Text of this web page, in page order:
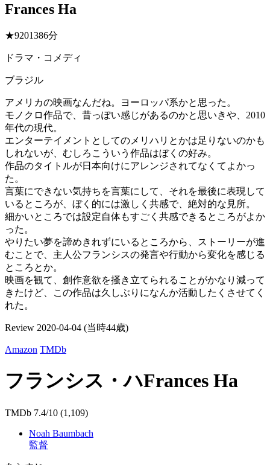
Frances Ha
★9201386分
ドラマ・コメディ
ブラジル
アメリカの映画なんだね。ヨーロッパ系かと思った。
モノクロ作品で、昔っぽい感じがあるのかと思いきや、2010
年代の現代。
エンターテイメントとしてのメリハリとかは足りないのかも
しれないが、むしろこういう作品はぼくの好み。
作品のタイトルが日本向けにアレンジされてなくてよかっ
た。
言葉にできない気持ちを言葉にして、それを最後に表現して
いるところが、ぼく的には激しく共感で、絶対的な見所。
細かいところでは設定自体もすごく共感できるところがよか
った。
やりたい夢を諦めきれずにいるところから、ストーリーが進
むことで、主人公フランシスの発言や行動から変化を感じる
ところとか。
映画を観て、創作意欲を掻き立てられることがかなり減って
きたけど、この作品は久しぶりになんか活動したくさせてく
れた。
Review 2020-04-04 (当時44歳)
Amazon TMDb
フランシス・ハFrances Ha
TMDb 7.4/10 (1,109)
Noah Baumbach
監督